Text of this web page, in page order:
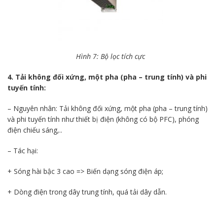
Hình 7: Bộ lọc tích cực
4. Tải không đối xứng, một pha (pha – trung tính) và phi
tuyến tính:
– Nguyên nhân: Tải không đối xứng, một pha (pha – trung tính)
và phi tuyến tính như thiết bị điện (không có bộ PFC), phóng
điện chiếu sáng,..
– Tác hại:
+ Sóng hài bậc 3 cao => Biến dạng sóng điện áp;
+ Dòng điện trong dây trung tính, quá tải dây dẫn.